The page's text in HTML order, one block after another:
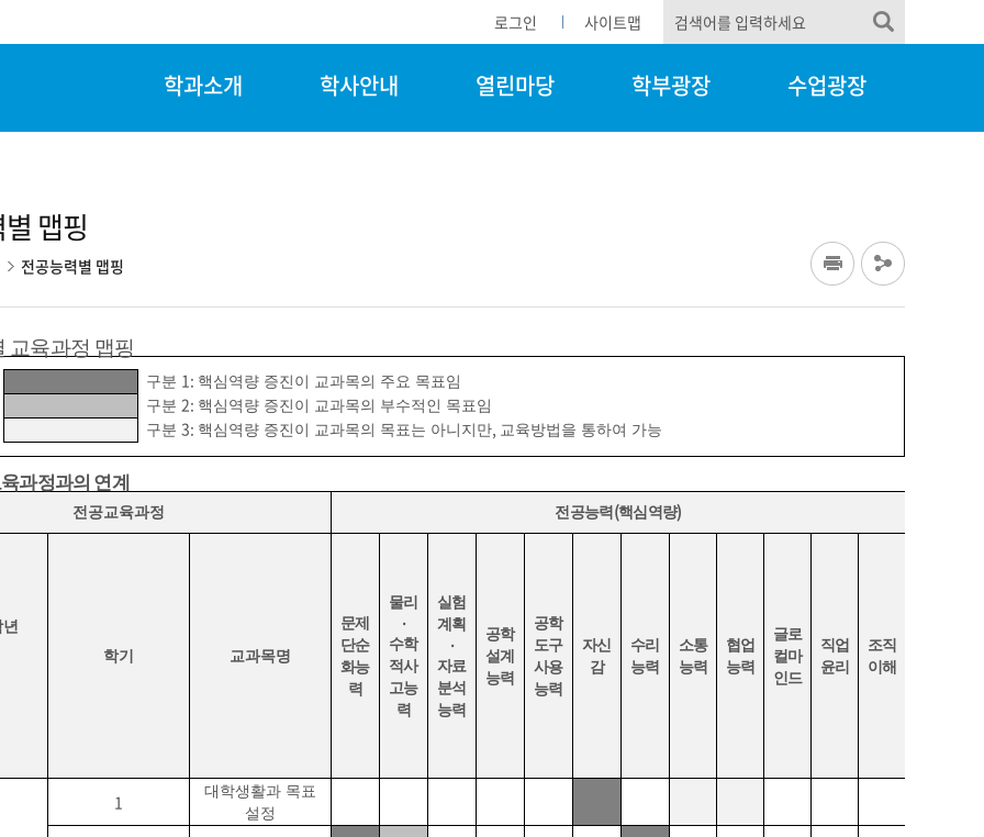
로그인 사이트맵
학과소개 학사안내 열린마당 학부광장 수업광장
맵핑
전공능력별 맵핑
교육과정 맵핑
구분 1: 핵심역량 증진이 교과목의 주요 목표임
구분 2: 핵심역량 증진이 교과목의 부수적인 목표임
구분 3: 핵심역량 증진이 교과목의 목표는 아니지만, 교육방법을 통하여 가능
과정과의 연계
전공교육과정 전공능력 (핵심역량)
학기
교과목명
문제
단순
화능
력
물리
·
수학
적사
고능
력
실험
계획
·
자료
분석
능력
공학
설계
능력
공학
도구
사용
능력
자신
감
수리
능력
소통
능력
협업
능력
글로
컬마
인드
직업
윤리
조직
이해
1
대학생활과 목표
설정